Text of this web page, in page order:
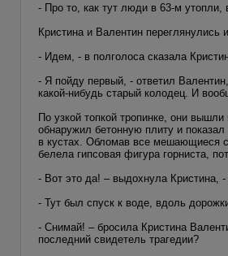
- Про то, как тут люди в 63-м утопли,
Кристина и Валентин
- Идем, - в полголоса сказала
- Я пойду первый, - ответил
какой-нибудь старый колодец. И
По узкой топкой тропинке, они
обнаружил бетонную плиту и
в кустах. Обломав все мешающиеся
белела гипсовая фигура горниста,
- Вот это да! – выдохнула Кристина,
- Тут был спуск к воде, вдоль
- Снимай! – бросила Кристина
последний свидетель трагедии?